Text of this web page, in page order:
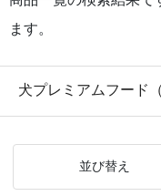
ます。
犬プレミアムフード
並び替え